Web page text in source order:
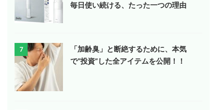
毎日使い続ける、たった一つの理由
7
「加齢臭」と断絶するために、本気
で“投資”した全アイテムを公開！！